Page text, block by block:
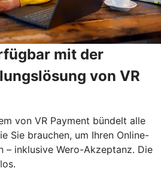
mit der
von VR
von VR Payment bündelt alle
Sie brauchen, um Ihren Online-
– inklusive Wero-Akzeptanz. Die